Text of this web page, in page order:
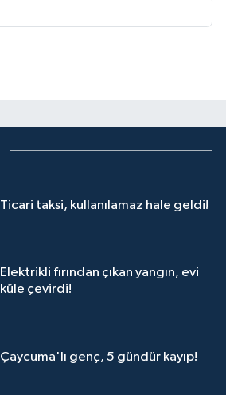
Ticari taksi, kullanılamaz hale geldi!
Elektrikli fırından çıkan yangın, evi
küle çevirdi!
Çaycuma'lı genç, 5 gündür kayıp!